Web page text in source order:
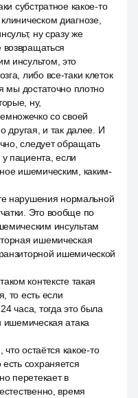
субстратное какое-то
диагнозе,
ну сразу же
инсультом, это
либо все-таки клеток
мы достаточно плотно
ну,
со своей
другая, и так далее. И
следует обращать
пациента, если
ишемическим, каким-
нарушения нормальной
Это вообще по
инсультам
ишемическая
ишемической
контексте такая
то есть если
часа, тогда это была
ишемическая атака
остаётся какое-то
сохраняется
перетекает в
время